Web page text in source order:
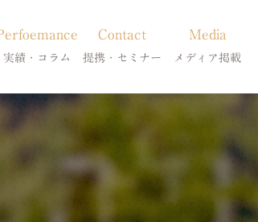
皮膚病
実績・コラム
「皮膚科のいろは」
Contact
提携・セミナー
診療提携・セミナー開催
Media
メディア掲載